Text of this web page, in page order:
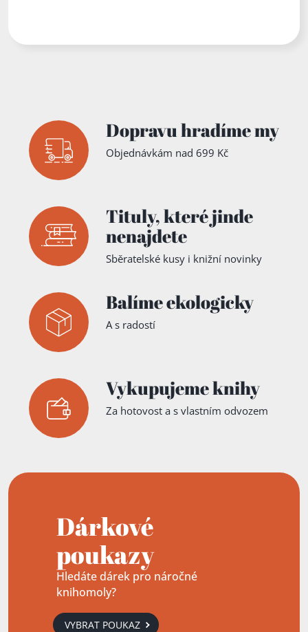
Dopravu hradíme my
Objednávkám nad 699 Kč
Tituly,které jinde
nenajdete
Sběratelské kusy i knižní novinky
Balíme ekologicky
A s radostí
Vykupujeme knihy
Za hotovost a s vlastním odvozem
Dárkové
poukazy
Hledáte dárek pro náročné
knihomoly?
VYBRAT POUKAZ